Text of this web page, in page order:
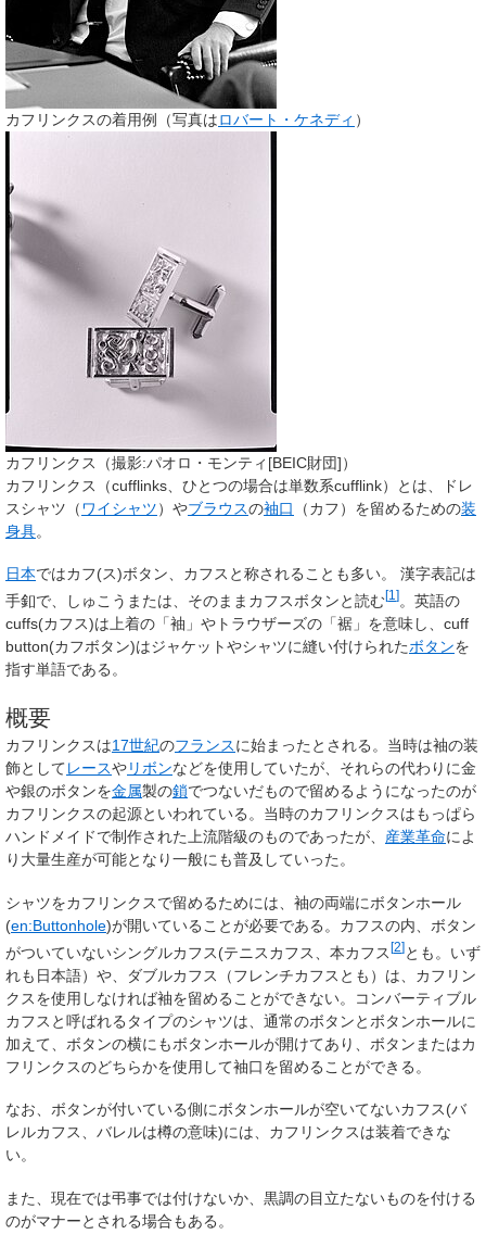
カフリンクスの着用例（写真はロバート・ケネディ ）
カフリンクス（撮影:パオロ・モンティ[BEIC財団]）
カフリンクス
（cufflinks、ひとつの場合は単数系cufflink）とは、ドレ
スシャツ（ワイシャツ）やブラウスの袖口 （カフ）を留めるための装
身具。
日本ではカフ(ス)ボタン、 カフス と称されることも多い。 漢字表記は
手釦で、
しゅこう または、そのまま カフスボタンと読む[1 ] 。英語の
cuffs(カフス)は上着の「袖」やトラウザーズの「裾」を意味し、cuff
button(カフボタン)はジャケットやシャツに縫い付けられたボタンを
指す単語である。
概要
カフリンクスは17世紀のフランスに始まったとされる。当時は袖の装
飾としてレースやリボンなどを使用していたが、それらの代わりに金
や銀のボタンを金属製の鎖でつないだもので留めるようになったのが
カフリンクスの起源といわれている。当時のカフリンクスはもっぱら
ハンドメイドで制作された上流階級のものであったが、 産業革命によ
り大量生産が可能となり一般にも普及していった。
シャツをカフリンクスで留めるためには、袖の両端にボタンホール
(en:Buttonhole)が開いていることが必要である。カフスの内、ボタン
がついていないシングルカフス(テニスカフス、本カフス [2] とも。いず
れも日本語）や、ダブルカフス（フレンチカフスとも）は、カフリン
クスを使用しなければ袖を留めることができない。コンバーティブル
カフスと呼ばれるタイプのシャツは、通常のボタンとボタンホールに
加えて、ボタンの横にもボタンホールが開けてあり、ボタンまたはカ
フリンクスのどちらかを使用して袖口を留めることができる。
なお、ボタンが付いている側にボタンホールが空いてないカフス(バ
レルカフス、バレルは樽の意味)には、カフリンクスは装着できな
い。
また、現在では弔事では付けないか、黒調の目立たないものを付ける
のがマナーとされる場合もある。